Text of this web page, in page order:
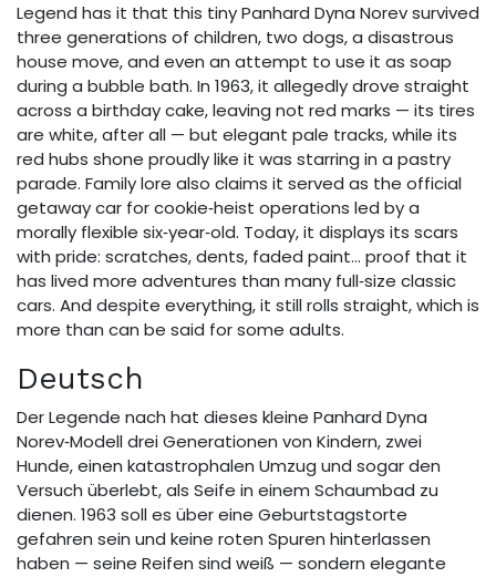
Legend has it that this tiny Panhard Dyna Norev survived
three generations of children, two dogs, a disastrous
house move, and even an attempt to use it as soap
during a bubble bath. In 1963, it allegedly drove straight
across a birthday cake, leaving not red marks — its tires
are white, after all — but elegant pale tracks, while its
red hubs shone proudly like it was starring in a pastry
parade. Family lore also claims it served as the official
getaway car for cookie‑heist operations led by a
morally flexible six‑year‑old. Today, it displays its scars
with pride: scratches, dents, faded paint… proof that it
has lived more adventures than many full‑size classic
cars. And despite everything, it still rolls straight, which is
more than can be said for some adults.
Deutsch
Der Legende nach hat dieses kleine Panhard Dyna
Norev‑Modell drei Generationen von Kindern, zwei
Hunde, einen katastrophalen Umzug und sogar den
Versuch überlebt, als Seife in einem Schaumbad zu
dienen. 1963 soll es über eine Geburtstagstorte
gefahren sein und keine roten Spuren hinterlassen
haben — seine Reifen sind weiß — sondern elegante